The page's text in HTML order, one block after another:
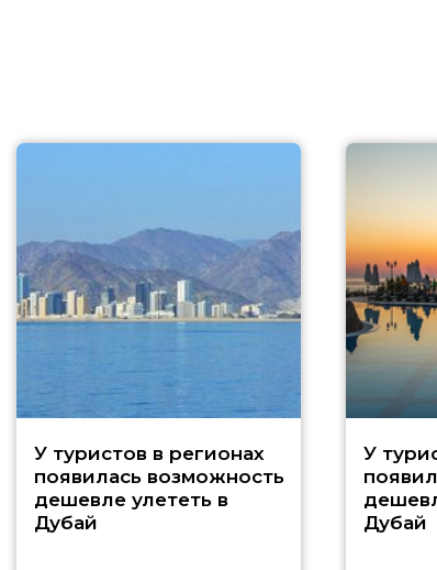
У туристов в регионах
появилась возможность
дешевле улететь в
Дубай
У
Дубай